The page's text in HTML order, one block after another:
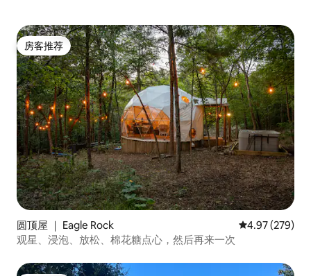
房客推荐
房客推荐
圆顶屋 ｜ Eagle Rock 平均评分 4.97
4.97 (279)
观星、浸泡、放松、棉花糖点心，然后再来一次